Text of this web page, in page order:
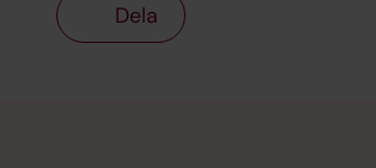
Dela